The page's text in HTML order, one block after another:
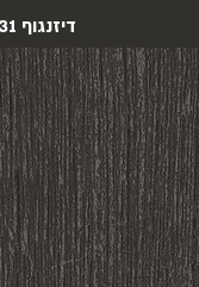
דיזנגוף 231 ת"א-יפו